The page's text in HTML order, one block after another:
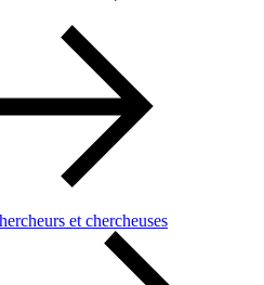
et chercheuses